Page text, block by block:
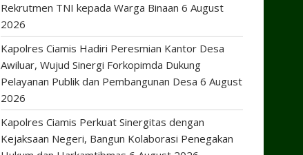
Rekrutmen TNI kepada Warga Binaan 6 August
2026
Kapolres Ciamis Hadiri Peresmian Kantor Desa
Awiluar, Wujud Sinergi Forkopimda Dukung
Pelayanan Publik dan Pembangunan Desa 6 August
2026
Kapolres Ciamis Perkuat Sinergitas dengan
Kejaksaan Negeri, Bangun Kolaborasi Penegakan